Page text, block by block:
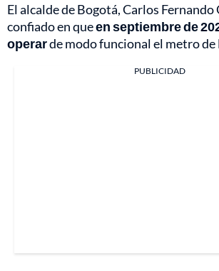
El alcalde de Bogotá, Carlos Fernando
confiado en queen septiembre de
operarde modo funcional el metro de
PUBLICIDAD